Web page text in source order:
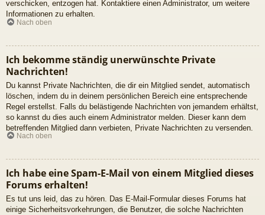
verschicken, entzogen hat. Kontaktiere einen Administrator, um weitere
Informationen zu erhalten.
Nach oben
Ich bekomme ständig unerwünschte Private
Nachrichten!
Du kannst Private Nachrichten, die dir ein Mitglied sendet, automatisch
löschen, indem du in deinem persönlichen Bereich eine entsprechende
Regel erstellst. Falls du belästigende Nachrichten von jemandem erhältst,
so kannst du dies auch einem Administrator melden. Dieser kann dem
betreffenden Mitglied dann verbieten, Private Nachrichten zu versenden.
Nach oben
Ich habe eine Spam-E-Mail von einem Mitglied dieses
Forums erhalten!
Es tut uns leid, das zu hören. Das E-Mail-Formular dieses Forums hat
einige Sicherheitsvorkehrungen, die Benutzer, die solche Nachrichten